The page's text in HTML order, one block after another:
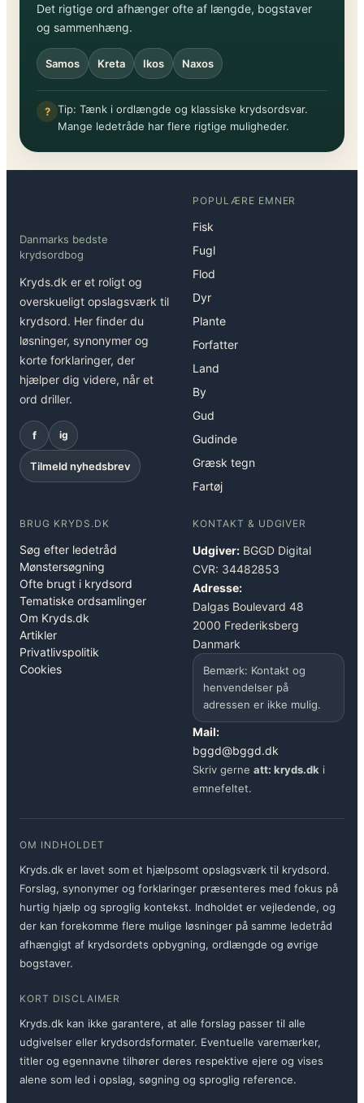
Det rigtige ord afhænger ofte af længde, bogstaver
og sammenhæng.
Samos Kreta Ikos Naxos
? Tip: Tænk i ordlængde og klassiske krydsordsvar.
Mange ledetråde har flere rigtige muligheder.
Danmarks bedste
krydsordbog
Kryds.dk er et roligt og
overskueligt opslagsværk til
krydsord. Her finder du
løsninger, synonymer og
korte forklaringer, der
hjælper dig videre, når et
ord driller.
f ig
Tilmeld nyhedsbrev
POPULÆRE EMNER
Fisk
Fugl
Flod
Dyr
Plante
Forfatter
Land
By
Gud
Gudinde
Græsk tegn
Fartøj
BRUG KRYDS.DK
Søg efter ledetråd
Mønstersøgning
Ofte brugt i krydsord
Tematiske ordsamlinger
Om Kryds.dk
Artikler
Privatlivspolitik
Cookies
KONTAKT & UDGIVER
Udgiver: BGGD Digital
CVR: 34482853
Adresse:
Dalgas Boulevard 48
2000 Frederiksberg
Danmark
Bemærk: Kontakt og
henvendelser på
adressen er ikke mulig.
Mail:
bggd@bggd.dk
Skriv gerne att: kryds.dk i
emnefeltet.
OM INDHOLDET
Kryds.dk er lavet som et hjælpsomt opslagsværk til krydsord.
Forslag, synonymer og forklaringer præsenteres med fokus på
hurtig hjælp og sproglig kontekst. Indholdet er vejledende, og
der kan forekomme flere mulige løsninger på samme ledetråd
afhængigt af krydsordets opbygning, ordlængde og øvrige
bogstaver.
KORT DISCLAIMER
Kryds.dk kan ikke garantere, at alle forslag passer til alle
udgivelser eller krydsordsformater. Eventuelle varemærker,
titler og egennavne tilhører deres respektive ejere og vises
alene som led i opslag, søgning og sproglig reference.